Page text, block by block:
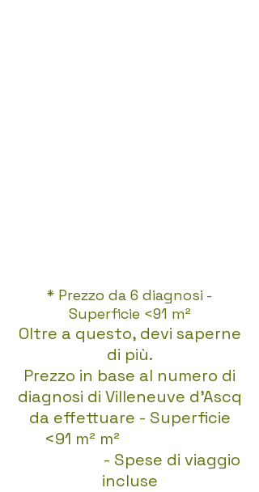
* Prezzo da 6 diagnosi -
Superficie <91 m²
Oltre a questo, devi saperne
di più.
Prezzo in base al numero di
diagnosi di Villeneuve d'Ascq
da effettuare - Superficie
<91 m² m²
- Spese di viaggio
incluse